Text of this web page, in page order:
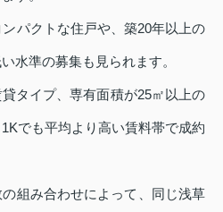
パクトな住戸や、築20年以上の
水準の募集も見られます。
タイプ、専有面積が25㎡以上の
でも平均より高い賃料帯で成約
組み合わせによって、同じ浅草